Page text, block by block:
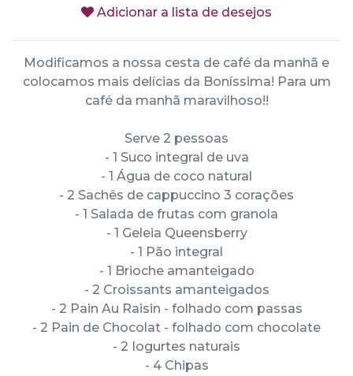
Adicionar a lista de desejos
Modificamos a nossa cesta de café da manhã e
colocamos mais delícias da Boníssima! Para um
café da manhã maravilhoso!!
Serve 2 pessoas
- 1 Suco integral de uva
- 1 Água de coco natural
- 2 Sachês de cappuccino 3 corações
- 1 Salada de frutas com granola
- 1 Geleia Queensberry
- 1 Pão integral
- 1 Brioche amanteigado
- 2 Croissants amanteigados
- 2 Pain Au Raisin - folhado com passas
- 2 Pain de Chocolat - folhado com chocolate
- 2 Iogurtes naturais
- 4 Chipas